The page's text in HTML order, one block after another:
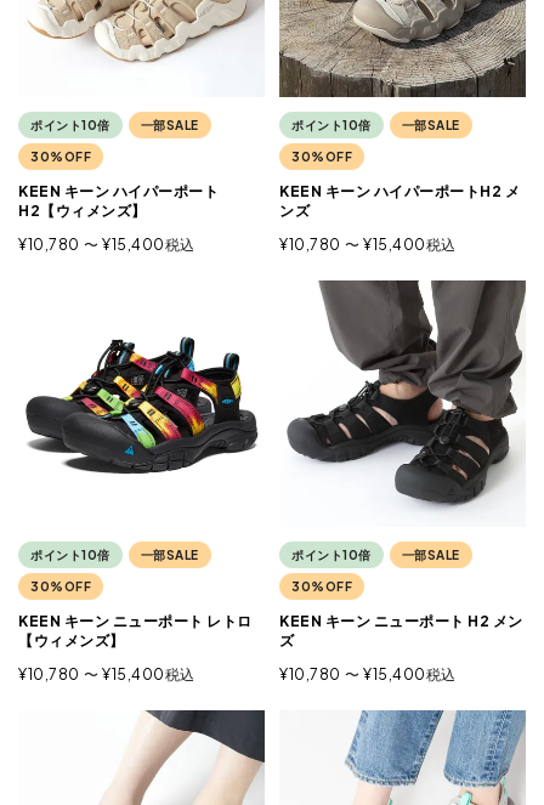
ポイント10倍 一部SALE
30%OFF
KEEN キーン ハイパーポート
H2【ウィメンズ】
¥10,780 〜 ¥15,400税込
ポイント10倍 一部SALE
30%OFF
KEEN キーン ハイパーポートH2 メ
ンズ
¥10,780 〜 ¥15,400税込
ポイント10倍 一部SALE
30%OFF
KEEN キーン ニューポート レトロ
【ウィメンズ】
¥10,780 〜 ¥15,400税込
ポイント10倍 一部SALE
30%OFF
KEEN キーン ニューポート H2 メン
ズ
¥10,780 〜 ¥15,400税込